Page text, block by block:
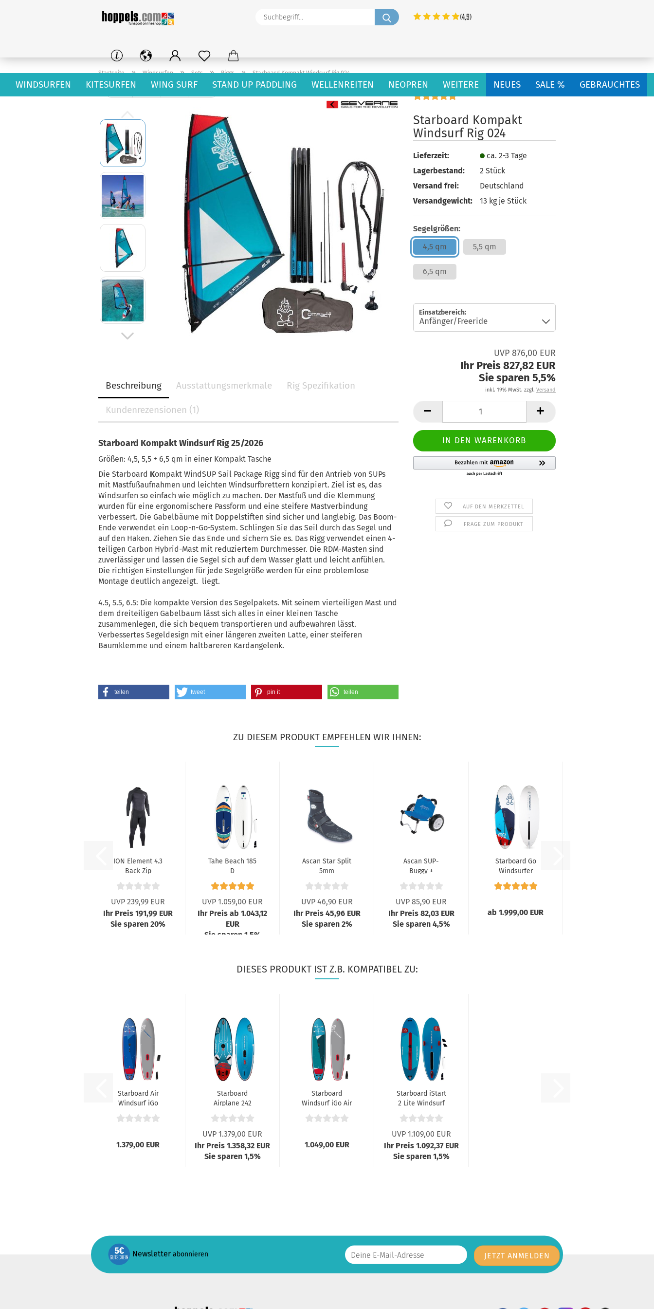
Suchbegriff...
WINDSURFEN KITESURFEN WING SURF STAND UP PADDLING WELLENREITEN NEOPREN NEUES SALE % GEBRAUCHTES
WEITERE
Startseite » Windsurfen » Sets » Riggs » Starboard Kompakt Windsurf Rig 024
Starboard Kompakt
Windsurf Rig 024
Lieferzeit:
ca. 2-3 Tage
Lagerbestand:
2 Stück
Versand frei:
Deutschland
Versandgewicht:
13 kg je Stück
Segelgrößen:
4,5 qm
5,5 qm
6,5 qm
Einsatzbereich:
UVP 876,00 EUR
Ihr Preis 827,82 EUR
Sie sparen 5,5%
inkl. 19% MwSt. zzgl. Versand
AUF DEN MERKZETTEL
FRAGE ZUM PRODUKT
Beschreibung Ausstattungsmerkmale Rig Spezifikation
Kundenrezensionen (1)
Starboard Kompakt Windsurf Rig 25/2026
Größen: 4,5, 5,5 + 6,5 qm in einer Kompakt Tasche
Die Starboard Kompakt WindSUP Sail Package Rigg sind für den Antrieb von SUPs
mit Mastfußaufnahmen und leichten Windsurfbrettern konzipiert. Ziel ist es, das
Windsurfen so einfach wie möglich zu machen. Der Mastfuß und die Klemmung
wurden für eine ergonomischere Passform und eine steifere Mastverbindung
verbessert. Die Gabelbäume mit Doppelstiften sind sicher und langlebig. Das Boom-
Ende verwendet ein Loop-n-Go-System. Schlingen Sie das Seil durch das Segel und
auf den Haken. Ziehen Sie das Ende und sichern Sie es. Das Rigg verwendet einen 4-
teiligen Carbon Hybrid-Mast mit reduziertem Durchmesser. Die RDM-Masten sind
zuverlässiger und lassen die Segel sich auf dem Wasser glatt und leicht anfühlen.
Die richtigen Einstellungen für jede Segelgröße werden für eine problemlose
Montage deutlich angezeigt. liegt.
4.5, 5.5, 6.5: Die kompakte Version des Segelpakets. Mit seinem vierteiligen Mast und
dem dreiteiligen Gabelbaum lässt sich alles in einer kleinen Tasche
zusammenlegen, die sich bequem transportieren und aufbewahren lässt.
Verbessertes Segeldesign mit einer längeren zweiten Latte, einer steiferen
Baumklemme und einem haltbareren Kardangelenk.
teilen tweet pin it teilen
ZU DIESEM PRODUKT EMPFEHLEN WIR IHNEN:
ION Element 4.3
Back Zip
Semidry Black
UVP 239,99 EUR
Ihr Preis 191,99 EUR
Sie sparen 20%
Tahe Beach 185
D
UVP 1.059,00 EUR
Ihr Preis ab 1.043,12
EUR
Sie sparen 1,5%
Ascan Star Split
5mm
UVP 46,90 EUR
Ihr Preis 45,96 EUR
Sie sparen 2%
Ascan SUP-
Buggy +
Transportwagen
UVP 85,90 EUR
Ihr Preis 82,03 EUR
Sie sparen 4,5%
Starboard Go
Windsurfer
Starlite 2024/25
ab 1.999,00 EUR
DIESES PRODUKT IST Z.B. KOMPATIBEL ZU:
Starboard Air
Windsurf iGo
11.2 x 31
Deluxe...
1.379,00 EUR
Starboard
Airplane 242
Board 2025
UVP 1.379,00 EUR
Ihr Preis 1.358,32 EUR
Sie sparen 1,5%
Starboard
Windsurf iGo Air
11.2 x 31+ X6...
1.049,00 EUR
Starboard iStart
2 Lite Windsurf
Board 2025...
UVP 1.109,00 EUR
Ihr Preis 1.092,37 EUR
Sie sparen 1,5%
Newsletter abonnieren